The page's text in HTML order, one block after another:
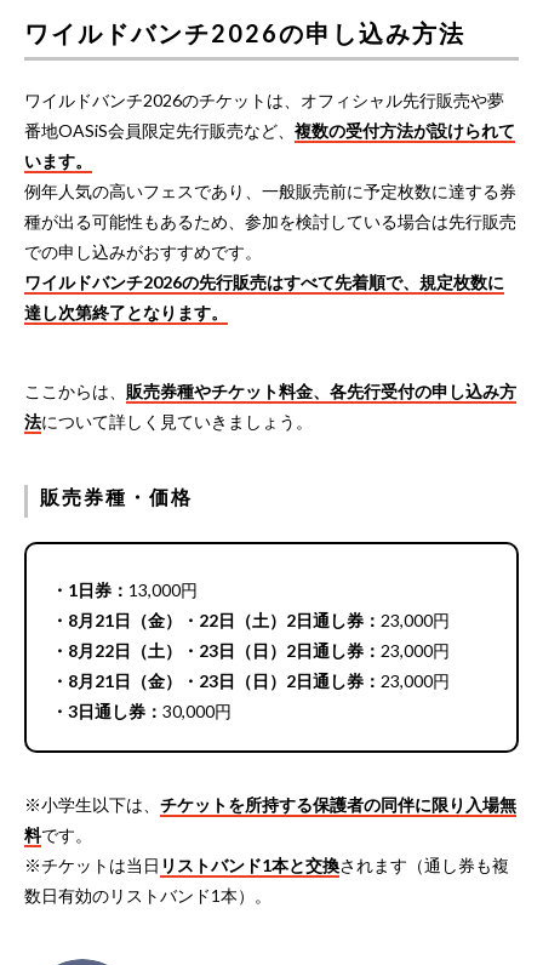
ワイルドバンチ2026の申し込み方法
ワイルドバンチ2026のチケットは、オフィシャル先行販売や夢
番地OASiS会員限定先行販売など、 複数の受付方法が設けられて
います。
例年人気の高いフェスであり、一般販売前に予定枚数に達する券
種が出る可能性もあるため、参加を検討している場合は先行販売
での申し込みがおすすめです。
ワイルドバンチ2026の先行販売はすべて先着順で、規定枚数に
達し次第終了となります。
ここからは、 販売券種やチケット料金、各先行受付の申し込み方
法について詳しく見ていきましょう。
販売券種・価格
・1日券： 13,000円
・8月21日（金）・22日（土）2日通し券： 23,000円
・8月22日（土）・23日（日）2日通し券： 23,000円
・8月21日（金）・23日（日）2日通し券： 23,000円
・3日通し券： 30,000円
※小学生以下は、 チケットを所持する保護者の同伴に限り入場無
料です。
※チケットは当日 リストバンド1本と交換されます（通し券も複
数日有効のリストバンド1本）。